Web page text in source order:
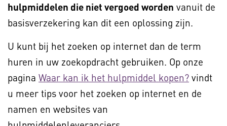
hulpmiddelen die niet vergoed worden vanuit de
basisverzekering kan dit een oplossing zijn.
U kunt bij het zoeken op internet dan de term
huren in uw zoekopdracht gebruiken. Op onze
pagina Waar kan ik het hulpmiddel kopen? vindt
u meer tips voor het zoeken op internet en de
namen en websites van